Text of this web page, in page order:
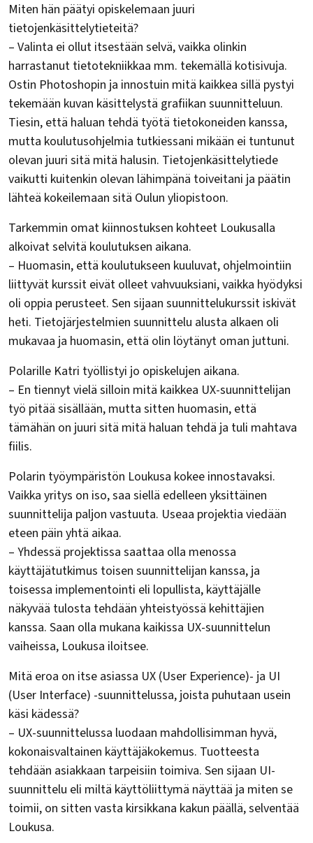
Miten hän päätyi opiskelemaan juuri
tietojenkäsittelytieteitä?
– Valinta ei ollut itsestään selvä, vaikka olinkin
harrastanut tietotekniikkaa mm. tekemällä kotisivuja.
Ostin Photoshopin ja innostuin mitä kaikkea sillä pystyi
tekemään kuvan käsittelystä grafiikan suunnitteluun.
Tiesin, että haluan tehdä työtä tietokoneiden kanssa,
mutta koulutusohjelmia tutkiessani mikään ei tuntunut
olevan juuri sitä mitä halusin. Tietojenkäsittelytiede
vaikutti kuitenkin olevan lähimpänä toiveitani ja päätin
lähteä kokeilemaan sitä Oulun yliopistoon.
Tarkemmin omat kiinnostuksen kohteet Loukusalla
alkoivat selvitä koulutuksen aikana.
– Huomasin, että koulutukseen kuuluvat, ohjelmointiin
liittyvät kurssit eivät olleet vahvuuksiani, vaikka hyödyksi
oli oppia perusteet. Sen sijaan suunnittelukurssit iskivät
heti. Tietojärjestelmien suunnittelu alusta alkaen oli
mukavaa ja huomasin, että olin löytänyt oman juttuni.
Polarille Katri työllistyi jo opiskelujen aikana.
– En tiennyt vielä silloin mitä kaikkea UX-suunnittelijan
työ pitää sisällään, mutta sitten huomasin, että
tämähän on juuri sitä mitä haluan tehdä ja tuli mahtava
fiilis.
Polarin työympäristön Loukusa kokee innostavaksi.
Vaikka yritys on iso, saa siellä edelleen yksittäinen
suunnittelija paljon vastuuta. Useaa projektia viedään
eteen päin yhtä aikaa.
– Yhdessä projektissa saattaa olla menossa
käyttäjätutkimus toisen suunnittelijan kanssa, ja
toisessa implementointi eli lopullista, käyttäjälle
näkyvää tulosta tehdään yhteistyössä kehittäjien
kanssa. Saan olla mukana kaikissa UX-suunnittelun
vaiheissa, Loukusa iloitsee.
Mitä eroa on itse asiassa UX (User Experience)- ja UI
(User Interface) -suunnittelussa, joista puhutaan usein
käsi kädessä?
– UX-suunnittelussa luodaan mahdollisimman hyvä,
kokonaisvaltainen käyttäjäkokemus. Tuotteesta
tehdään asiakkaan tarpeisiin toimiva. Sen sijaan UI-
suunnittelu eli miltä käyttöliittymä näyttää ja miten se
toimii, on sitten vasta kirsikkana kakun päällä, selventää
Loukusa.